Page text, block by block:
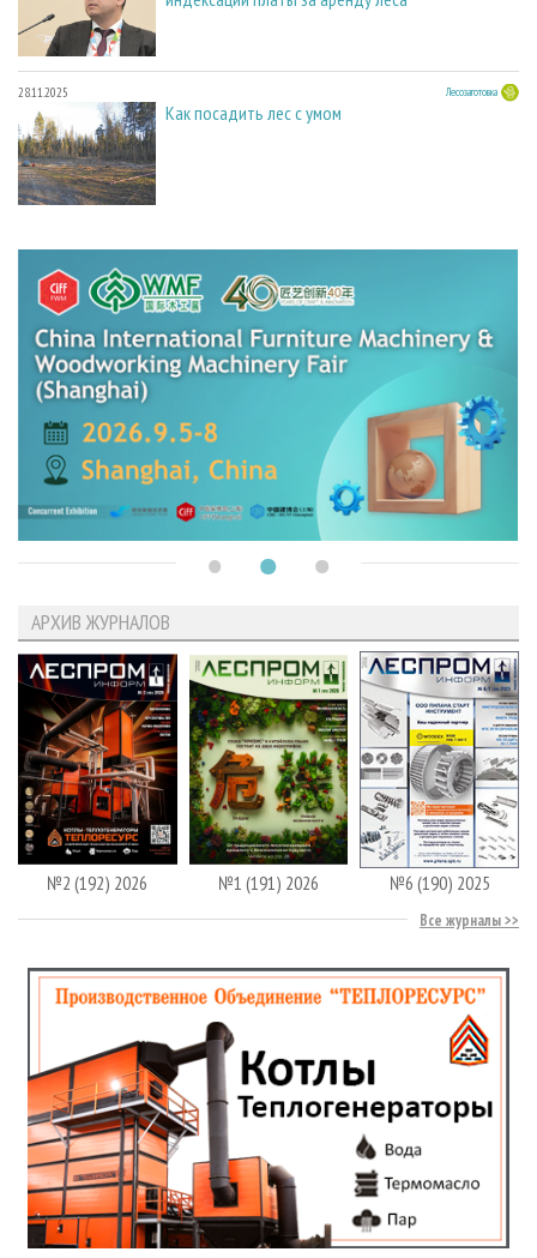
28.11.2025 Лесозаготовка
Как посадить лес с умом
АРХИВ ЖУРНАЛОВ
№2 (192) 2026 №1 (191) 2026 №6 (190) 2025
Все журналы